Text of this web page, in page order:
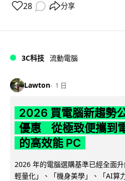
28 分享
3C科技 流動電腦
Lawton 1 日
2026 買電腦新趨勢
優惠 從極致便攜到
的高效能 PC
2026 年的電腦選購基準已經全面
輕量化」、「機身美學」、「AI算